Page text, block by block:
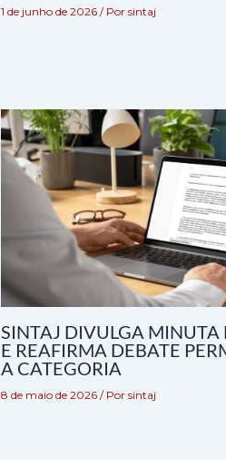
1 de junho de 2026 / Por sintaj
SINTAJ DIVULGA MINUTA
E REAFIRMA DEBATE
A CATEGORIA
8 de maio de 2026 / Por sintaj